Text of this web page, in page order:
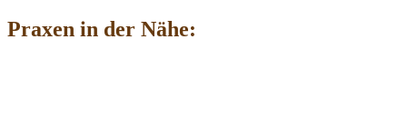
Praxen in der Nähe: